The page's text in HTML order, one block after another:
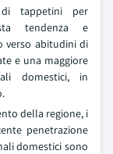
tappetini per
tendenza e
verso abitudini di
e una maggiore
domestici, in
della regione, i
penetrazione
domestici sono